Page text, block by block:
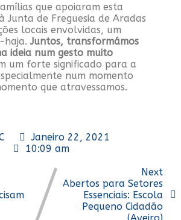
que apoiaram esta
Junta de Freguesia de Aradas
locais envolvidas, um
haja.Juntos, transformámos
ideia num gesto muito
um forte significado para a
num momento
que atravessamos.
Janeiro 22, 2021
10:09 am
Next
Abertos para Setores
Essenciais: Escola
Pequeno Cidadão
(Aveiro)